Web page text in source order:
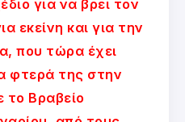
για να βρει τον
εκείνη και για την
που τώρα έχει
φτερά της στην
το Βραβείο